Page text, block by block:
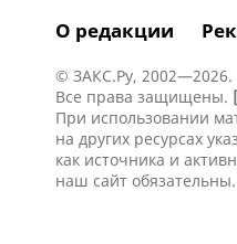
О редакции
© ЗАКС.Ру, 2002—2026.
Все права защищены.
При использовании
на других ресурсах
как источника и
наш сайт обязательны.